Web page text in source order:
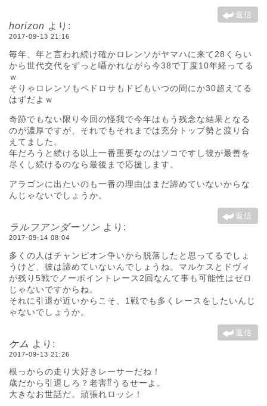
返信
horizon より:
2017-09-13 21:16
毎年、年と言われ続け確かロレンソがヤマハに来て28くらい
から世代交代をずっと囁かれながら今38で丁度10年経ってる
ｗ
そりゃロレンソもペドロサもドビもいつの間にか30超えてる
はずだよｗ
奇跡でもない限り今回の怪我で今年はもう残念な結果となる
のが濃厚ですが、それでもそれまでは充分トップ勢と渡り合
えてました。
年だろうと続ける以上一番重要なのはソコですし彼が最善を
尽くし続けるのなら最後まで応援します。
アラゴンに出たいのも一番の理由はまだ諦めていないからな
んじゃないでしょうか。
返信
ラルフアンダーソン より:
2017-09-14 08:04
多くの人はチャンピオン争いから脱落したと思ってるでしょ
うけど、彼は諦めていないんでしょうね。マルケスとドヴィ
が残り5戦でノーポイントレース2回なんて事も可能性はゼロ
じゃないですからね。
それに引退が近いからこそ、1戦でも多くレースをしたいんじ
ゃないでしょうか。
返信
ケム より:
2017-09-13 21:26
根っからの走り大好きレーサーだね！
歳だから引退しろ？老害⁇うるせーよ。
大きなお世話だ。頑張れロッシ！